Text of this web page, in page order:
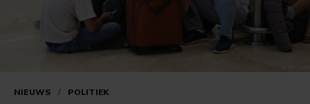
NIEUWS / POLITIEK